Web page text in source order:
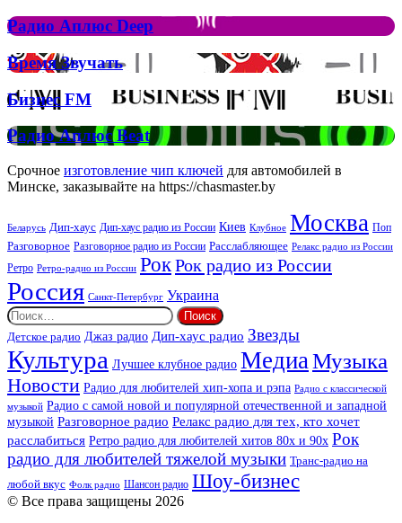
Джона
та
Брітні
Спірс
Рок
Радио
Аплюс
Deep
Радио Аплюс Deep
Время
Звучать
Время Звучать
Бизнес
Бизнес FM
Радио
Аплюс
Beat
Радио Аплюс Beat
Срочное изготовление чип ключей для автомобилей в
Минске, заказывайте на https://chasmaster.by
Беларусь Дип-хаус Дип-хаус радио из России Киев Клубное Москва Поп
Разговорное Разговорное радио из России Расслабляющее Релакс радио из России
Ретро Ретро-радио из России РокРок радио из России
Россия Санкт-Петербург Украина
Найти:
Детское радио Джаз радио Дип-хаус радио Звезды
Культура Лучшее клубное радио МедиаМузыка
Новости Радио для любителей хип-хопа и рэпа Радио с классической
музыкой Радио с самой новой и популярной отечественной и западной
музыкой Разговорное радио Релакс радио для тех, кто хочет
расслабиться Ретро радио для любителей хитов 80х и 90х Рок
радио для любителей тяжелой музыки Транс-радио на
любой вкус Фолк радио Шансон радио Шоу-бизнес
© Все права защищены 2026